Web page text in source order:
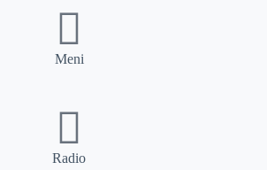
Meni
Radio